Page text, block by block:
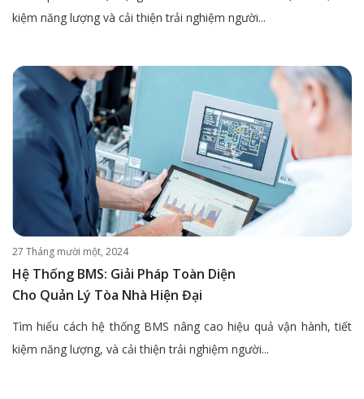
kiệm năng lượng và cải thiện trải nghiệm người...
27 Tháng mười một, 2024
Hệ Thống BMS: Giải Pháp Toàn Diện
Cho Quản Lý Tòa Nhà Hiện Đại
Tìm hiểu cách hệ thống BMS nâng cao hiệu quả vận hành, tiết
kiệm năng lượng, và cải thiện trải nghiệm người...